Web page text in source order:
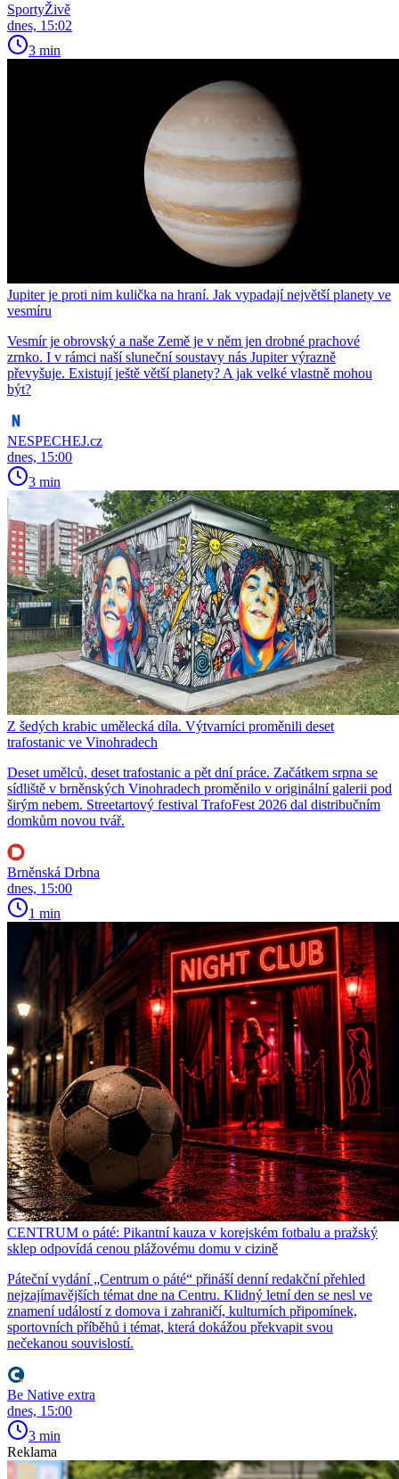
SportyŽivě
dnes, 15:02
3 min
Jupiter je proti nim kulička na hraní. Jak vypadají největší planety ve
vesmíru
Vesmír je obrovský a naše Země je v něm jen drobné prachové
zrnko. I v rámci naší sluneční soustavy nás Jupiter výrazně
převyšuje. Existují ještě větší planety? A jak velké vlastně mohou
být?
NESPECHEJ.cz
dnes, 15:00
3 min
Z šedých krabic umělecká díla. Výtvarníci proměnili deset
trafostanic ve Vinohradech
Deset umělců, deset trafostanic a pět dní práce. Začátkem srpna se
sídliště v brněnských Vinohradech proměnilo v originální galerii pod
širým nebem. Streetartový festival TrafoFest 2026 dal distribučním
domkům novou tvář.
Brněnská Drbna
dnes, 15:00
1 min
CENTRUM o páté: Pikantní kauza v korejském fotbalu a pražský
sklep odpovídá cenou plážovému domu v cizině
Páteční vydání „Centrum o páté“ přináší denní redakční přehled
nejzajímavějších témat dne na Centru. Klidný letní den se nesl ve
znamení událostí z domova i zahraničí, kulturních připomínek,
sportovních příběhů i témat, která dokážou překvapit svou
nečekanou souvislostí.
Be Native extra
dnes, 15:00
3 min
Reklama